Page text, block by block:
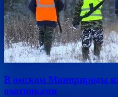
В омском Минприроды
охотниками